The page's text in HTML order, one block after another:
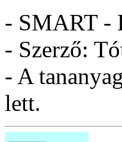
- SMART -
- Szerző:
- A
lett.